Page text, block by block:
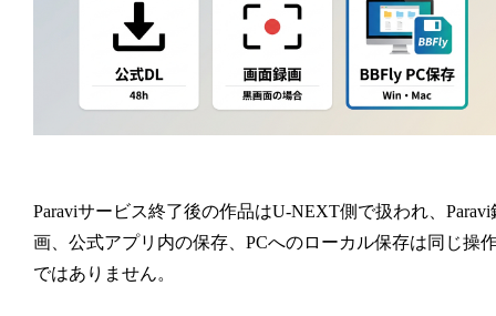
Paraviサービス終了後の作品はU-NEXT側で扱われ、Paravi
画、公式アプリ内の保存、PCへのローカル保存は同じ操
ではありません。